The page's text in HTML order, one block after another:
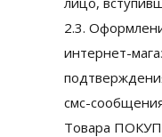
2.3.
интернет-
смс-
Товара